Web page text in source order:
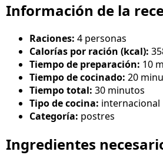
Información de la
Raciones: 4 personas
Calorías por ración (kcal):
Tiempo de preparación: 10
Tiempo de cocinado: 20
Tiempo total: 30 minutos
Tipo de cocina: internacional
Categoría: postres
Ingredientes